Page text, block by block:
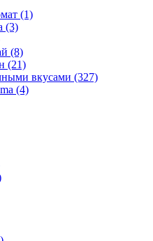
(1)
(3)
(8)
(21)
вкусами (327)
(4)